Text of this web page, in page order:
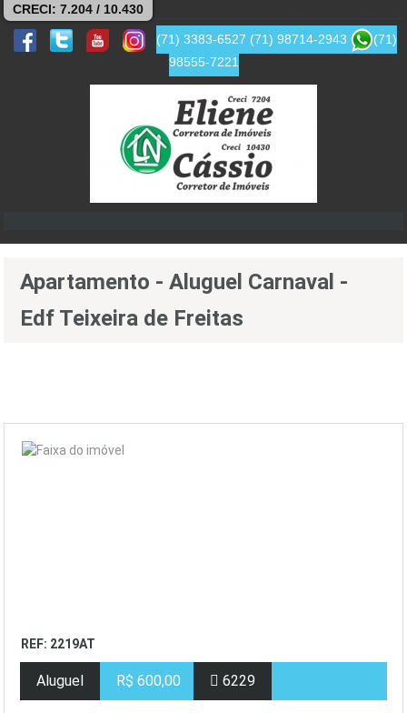
CRECI: 7.204 / 10.430
(71) 3383-6527 (71) 98714-2943
(71)
98555-7221
Apartamento - Aluguel Carnaval -
Edf Teixeira de Freitas
REF: 2219AT
Aluguel R$ 600,00 6229